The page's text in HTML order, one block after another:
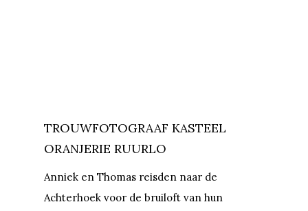
TROUWFOTOGRAAF KASTEEL
ORANJERIE RUURLO
Anniek en Thomas reisden naar de
Achterhoek voor de bruiloft van hun